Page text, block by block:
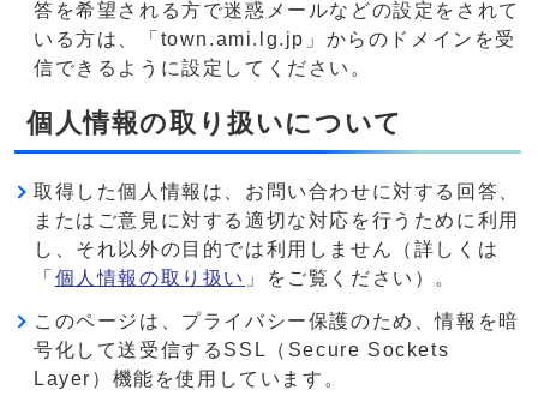
答を希望される方で迷惑メールなどの設定をされて
いる方は、「town.ami.lg.jp」からのドメインを受
信できるように設定してください。
個人情報の取り扱いについて
取得した個人情報は、お問い合わせに対する回答、
またはご意見に対する適切な対応を行うために利用
し、それ以外の目的では利用しません（詳しくは
「 個人情報の取り扱い 」をご覧ください）。
このページは、プライバシー保護のため、情報を暗
号化して送受信するSSL（Secure Sockets
Layer）機能を使用しています。